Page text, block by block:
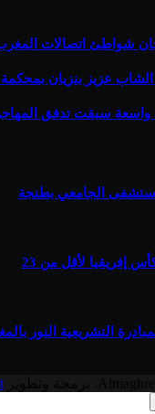
اتصالات المغرب
عزيز بنزيان
واسعة سبقت تدفق
الجامعي بطنجة
إفريقيا لأقل من 23
التشريعية النور